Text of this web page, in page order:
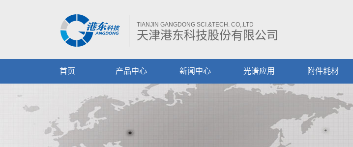
TIANJIN GANGDONG SCI.&TECH. CO,.LTD
天津港东科技股份有限公司
首页 产品中心 新闻中心 光谱应用 附件耗材